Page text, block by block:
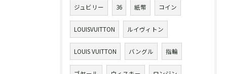
ジュビリー 36 紙幣 コイン
LOUISVUITTON ルイヴィトン
LOUIS VUITTON バングル 指輪